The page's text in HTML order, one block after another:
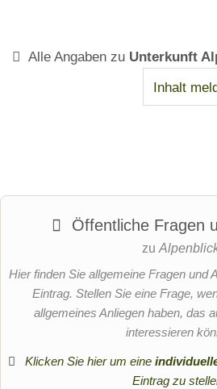
Alle Angaben zu Unterkunft
Inhalt
Öffentliche Fragen
zu
Hier finden Sie allgemeine Fragen und
Eintrag. Stellen Sie eine Frage,
allgemeines Anliegen haben, das
interessieren
Klicken Sie hier um eine
Eintrag zu